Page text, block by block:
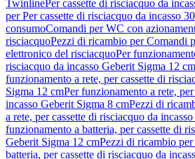
TwinlinePer cassette di risciacquo da
per Per cassette di risciacquo da incasso
consumoComandi per WC con
risciacquoPezzi di ricambio per Comandi
elettronico del risciacquoPer
risciacquo da incasso Geberit Sigma 12 cm
funzionamento a rete, per cassette di
Sigma 12 cmPer funzionamento a rete,
incasso Geberit Sigma 8 cmPezzi di
a rete, per cassette di risciacquo da
funzionamento a batteria, per cassette di
Geberit Sigma 12 cmPezzi di ricambio
batteria, per cassette di risciacquo da